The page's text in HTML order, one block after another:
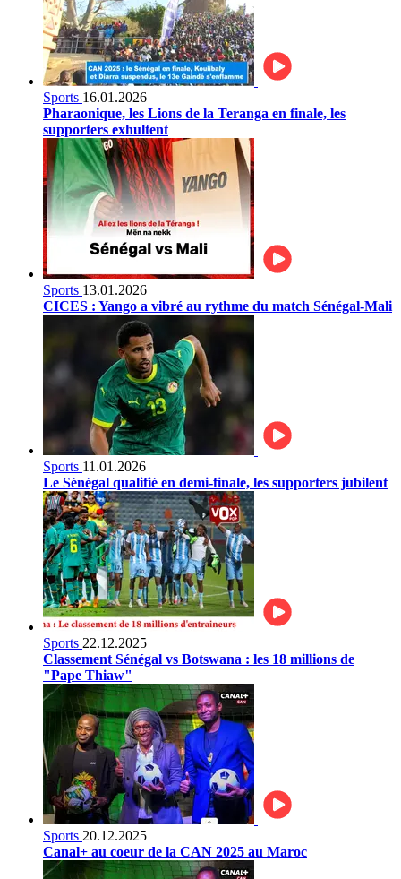
Sports 16.01.2026
Pharaonique, les Lions de la Teranga en finale, les
supporters exhultent
Sports 13.01.2026
CICES : Yango a vibré au rythme du match Sénégal-Mali
Sports 11.01.2026
Le Sénégal qualifié en demi-finale, les supporters jubilent
Sports 22.12.2025
Classement Sénégal vs Botswana : les 18 millions de
"Pape Thiaw"
Sports 20.12.2025
Canal+ au coeur de la CAN 2025 au Maroc